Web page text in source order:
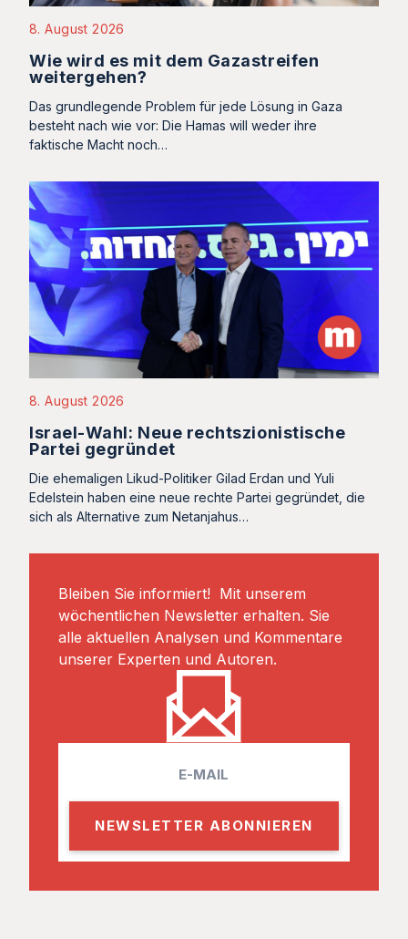
8. August 2026
Wie wird es mit dem Gazastreifen
weitergehen?
Das grundlegende Problem für jede Lösung in Gaza
besteht nach wie vor: Die Hamas will weder ihre
faktische Macht noch…
8. August 2026
Israel-Wahl: Neue rechtszionistische
Partei gegründet
Die ehemaligen Likud-Politiker Gilad Erdan und Yuli
Edelstein haben eine neue rechte Partei gegründet, die
sich als Alternative zum Netanjahus…
Bleiben Sie informiert! Mit unserem
wöchentlichen Newsletter erhalten. Sie
alle aktuellen Analysen und Kommentare
unserer Experten und Autoren.
a
l